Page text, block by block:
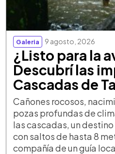
Galeria 9 agosto, 2026
¿Listo para la
Descubrí las
Cascadas de
Cañones rocosos,
pozas profundas de
las cascadas, un
con saltos de hasta 8
compañía de un guía